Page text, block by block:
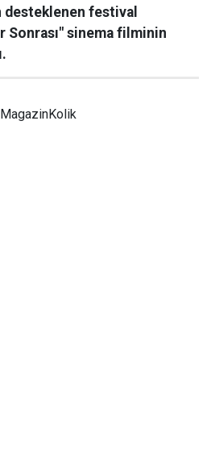
desteklenen festival
Sonrası" sinema filminin
MagazinKolik